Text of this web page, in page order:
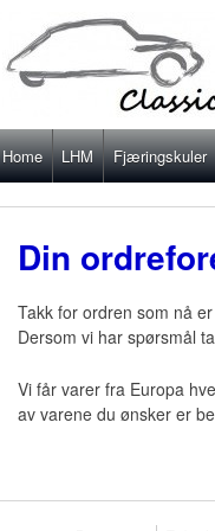
Home LHM Fjæringskuler
Din
Takk for ordren som nå
Dersom vi har spørsmål
Vi får varer fra Europa
av varene du ønsker er